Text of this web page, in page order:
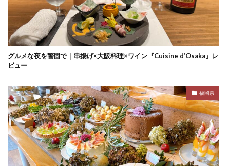
グルメな夜を警固で｜串揚げ×大阪料理×ワイン『Cuisine d’Osaka』レ
ビュー
福岡県